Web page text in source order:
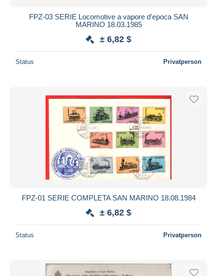
FPZ-03 SERIE Locomotive a vapore d'epoca SAN
MARINO 18.03.1985
± 6,82 $
Status Privatperson
FPZ-01 SERIE COMPLETA SAN MARINO 18.08.1984
± 6,82 $
Status Privatperson